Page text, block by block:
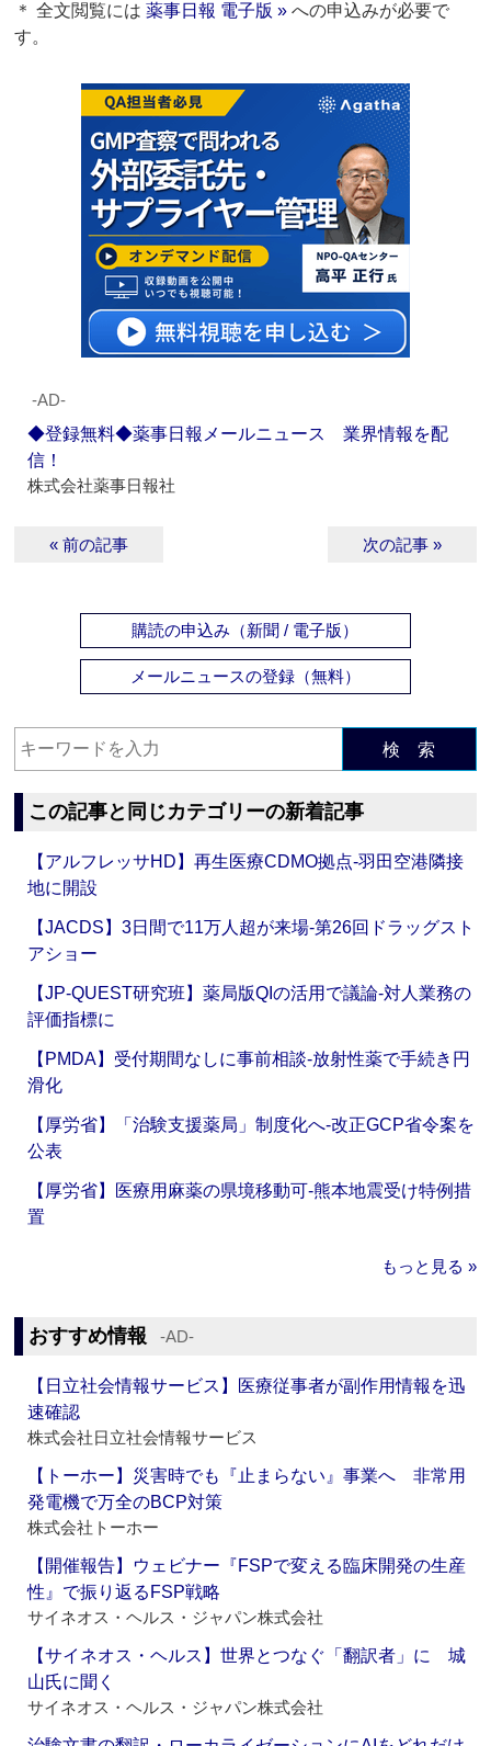
＊ 全文閲覧には薬事日報 電子版 » への申込みが必要で
す。
‐AD‐
◆登録無料◆薬事日報メールニュース 業界情報を配
信！
株式会社薬事日報社
« 前の記事 次の記事 »
購読の申込み（新聞 / 電子版）
メールニュースの登録（無料）
検 索
この記事と同じカテゴリーの新着記事
【アルフレッサHD】再生医療CDMO拠点‐羽田空港隣接
地に開設
【JACDS】3日間で11万人超が来場‐第26回ドラッグスト
アショー
【JP-QUEST研究班】薬局版QIの活用で議論‐対人業務の
評価指標に
【PMDA】受付期間なしに事前相談‐放射性薬で手続き円
滑化
【厚労省】「治験支援薬局」制度化へ‐改正GCP省令案を
公表
【厚労省】医療用麻薬の県境移動可‐熊本地震受け特例措
置
もっと見る »
おすすめ情報 ‐AD‐
【日立社会情報サービス】医療従事者が副作用情報を迅
速確認
株式会社日立社会情報サービス
【トーホー】災害時でも『止まらない』事業へ 非常用
発電機で万全のBCP対策
株式会社トーホー
【開催報告】ウェビナー『FSPで変える臨床開発の生産
性』で振り返るFSP戦略
サイネオス・ヘルス・ジャパン株式会社
【サイネオス・ヘルス】世界とつなぐ「翻訳者」に 城
山氏に聞く
サイネオス・ヘルス・ジャパン株式会社